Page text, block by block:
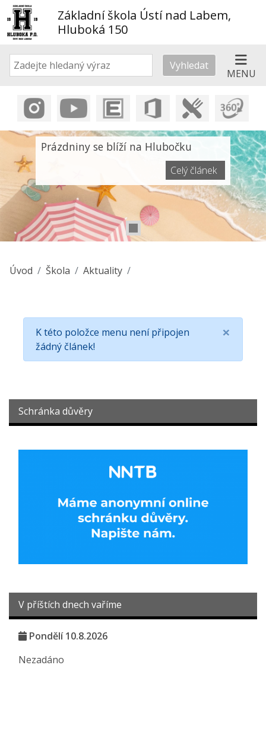
Základní škola Ústí nad Labem,
Hluboká 150
MENU
Vyhledat
Prázdniny se blíží na Hlubočku
Celý článek
Úvod Škola Aktuality
×
K této položce menu není připojen
žádný článek!
Schránka důvěry
V příštích dnech vaříme
Pondělí 10.8.2026
Nezadáno